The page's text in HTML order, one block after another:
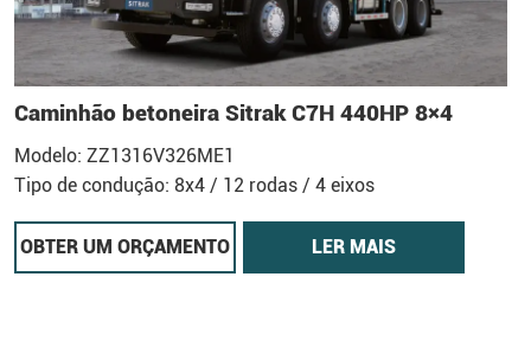
Caminhão betoneira Sitrak C7H 440HP 8×4
Modelo: ZZ1316V326ME1
Tipo de condução: 8x4 / 12 rodas / 4 eixos
OBTER UM ORÇAMENTO LER MAIS